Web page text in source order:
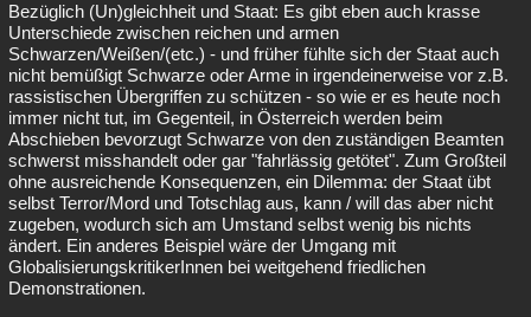
Bezüglich (Un)gleichheit und Staat: Es gibt eben auch krasse
Unterschiede zwischen reichen und armen
Schwarzen/Weißen/(etc.) - und früher fühlte sich der Staat auch
nicht bemüßigt Schwarze oder Arme in irgendeinerweise vor z.B.
rassistischen Übergriffen zu schützen - so wie er es heute noch
immer nicht tut, im Gegenteil, in Österreich werden beim
Abschieben bevorzugt Schwarze von den zuständigen Beamten
schwerst misshandelt oder gar "fahrlässig getötet". Zum Großteil
ohne ausreichende Konsequenzen, ein Dilemma: der Staat übt
selbst Terror/Mord und Totschlag aus, kann / will das aber nicht
zugeben, wodurch sich am Umstand selbst wenig bis nichts
ändert. Ein anderes Beispiel wäre der Umgang mit
GlobalisierungskritikerInnen bei weitgehend friedlichen
Demonstrationen.